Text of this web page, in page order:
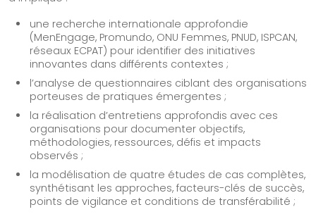
une recherche internationale approfondie
(MenEngage, Promundo, ONU Femmes, PNUD, ISPCAN,
réseaux ECPAT) pour identifier des initiatives
innovantes dans différents contextes ;
l’analyse de questionnaires ciblant des organisations
porteuses de pratiques émergentes ;
la réalisation d’entretiens approfondis avec ces
organisations pour documenter objectifs,
méthodologies, ressources, défis et impacts
observés ;
la modélisation de quatre études de cas complètes,
synthétisant les approches, facteurs-clés de succès,
points de vigilance et conditions de transférabilité ;
Suivez-nous !